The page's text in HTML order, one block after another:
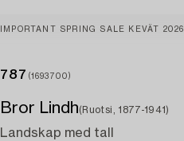
IMPORTANT SPRING SALE KEVÄT 2026
787 (1693700)
Bror Lindh(Ruotsi, 1877-1941)
Landskap med tall